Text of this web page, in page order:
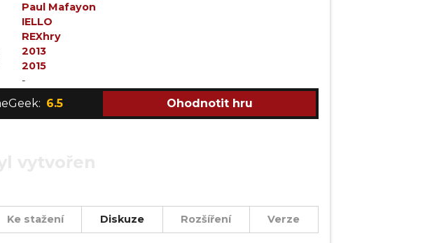
Paul Mafayon
IELLO
REXhry
2013
2015
-
6.5 Ohodnotit hru
Ke stažení Diskuze Rozšíření Verze